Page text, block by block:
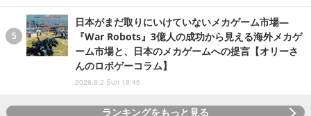
日本がまだ取りにいけていないメカゲーム市場―
『War Robots』3億人の成功から見える海外メカゲ
ーム市場と、日本のメカゲームへの提言【オリーさ
んのロボゲーコラム】
2026.8.2 Sun 18:45
ランキングをもっと見る